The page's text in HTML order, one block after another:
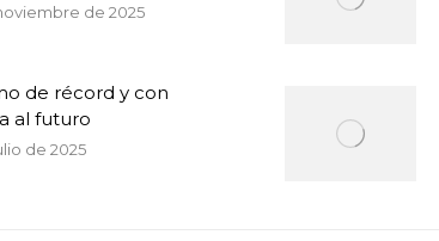
de 2025
de récord y con
al futuro
de 2025